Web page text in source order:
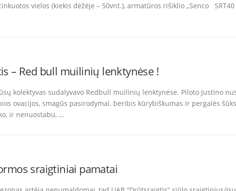
vielos (kiekis dėžėje – 50vnt.), armatūros rišiklio „Senco SRT40
– Red bull muilinių lenktynėse !
kolektyvas sudalyvavo Redbull muilinių lenktynėse. Piloto Justino
ovacijos, smagūs pasirodymai, beribis kūrybiškumas ir pergalės
ir nenuostabu, …
sraigtiniai pamatai